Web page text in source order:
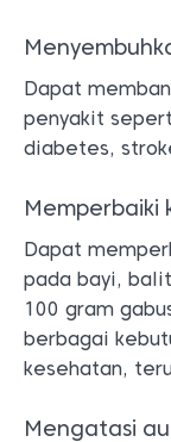
Dapat
penyakit
diabetes,
Memperbaiki
Dapat
pada bayi,
100 gram
berbagai
kesehatan,
Mengatasi